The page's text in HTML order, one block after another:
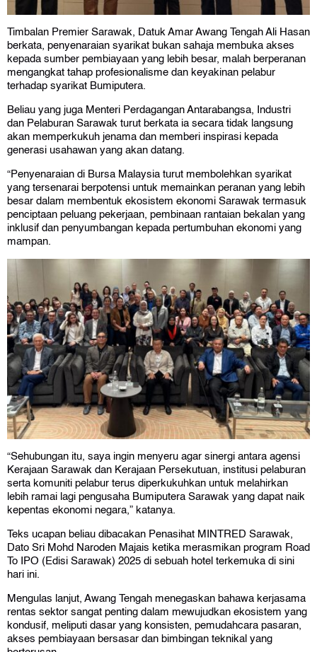
Timbalan Premier Sarawak, Datuk Amar Awang Tengah Ali Hasan
berkata, penyenaraian syarikat bukan sahaja membuka akses
kepada sumber pembiayaan yang lebih besar, malah berperanan
mengangkat tahap profesionalisme dan keyakinan pelabur
terhadap syarikat Bumiputera.
Beliau yang juga Menteri Perdagangan Antarabangsa, Industri
dan Pelaburan Sarawak turut berkata ia secara tidak langsung
akan memperkukuh jenama dan memberi inspirasi kepada
generasi usahawan yang akan datang.
“Penyenaraian di Bursa Malaysia turut membolehkan syarikat
yang tersenarai berpotensi untuk memainkan peranan yang lebih
besar dalam membentuk ekosistem ekonomi Sarawak termasuk
penciptaan peluang pekerjaan, pembinaan rantaian bekalan yang
inklusif dan penyumbangan kepada pertumbuhan ekonomi yang
mampan.
“Sehubungan itu, saya ingin menyeru agar sinergi antara agensi
Kerajaan Sarawak dan Kerajaan Persekutuan, institusi pelaburan
serta komuniti pelabur terus diperkukuhkan untuk melahirkan
lebih ramai lagi pengusaha Bumiputera Sarawak yang dapat naik
kepentas ekonomi negara,” katanya.
Teks ucapan beliau dibacakan Penasihat MINTRED Sarawak,
Dato Sri Mohd Naroden Majais ketika merasmikan program Road
To IPO (Edisi Sarawak) 2025 di sebuah hotel terkemuka di sini
hari ini.
Mengulas lanjut, Awang Tengah menegaskan bahawa kerjasama
rentas sektor sangat penting dalam mewujudkan ekosistem yang
kondusif, meliputi dasar yang konsisten, pemudahcara pasaran,
akses pembiayaan bersasar dan bimbingan teknikal yang